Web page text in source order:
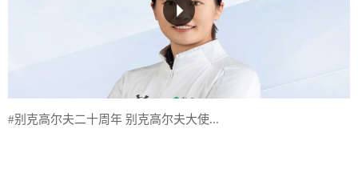
#别克高尔夫二十周年 别克高尔夫大使...